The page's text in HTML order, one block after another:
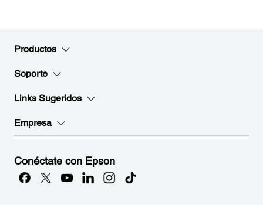
Productos
Soporte
Links Sugeridos
Empresa
Conéctate con Epson